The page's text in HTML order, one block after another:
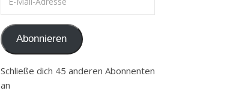
Abonnieren
Schließe dich 45 anderen Abonnenten
an